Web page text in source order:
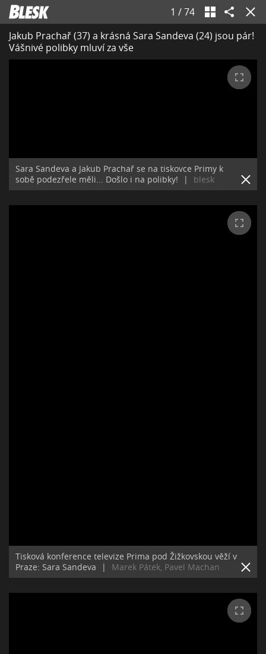
1 /74
Jakub Prachař (37) a krásná Sara Sandeva (24) jsou pár!
Vášnivé polibky mluví za vše
Sara Sandeva a Jakub Prachař se na tiskovce Primy k
sobě podezřele měli... Došlo i na polibky!
| blesk
Tisková konference televize Prima pod Žižkovskou věží v
Praze: Sara Sandeva
| Marek Pátek, Pavel Machan